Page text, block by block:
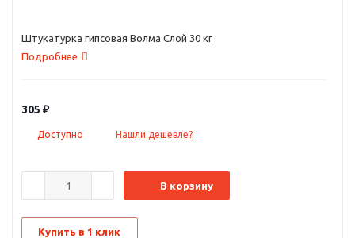
Штукатурка гипсовая Волма Слой 30 кг
Подробнее
305 ₽
Доступно Нашли дешевле?
В корзину
Купить в 1 клик